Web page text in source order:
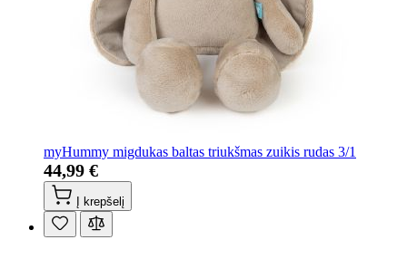
myHummy migdukas baltas triukšmas zuikis rudas 3/1
44,99 €
Į krepšelį